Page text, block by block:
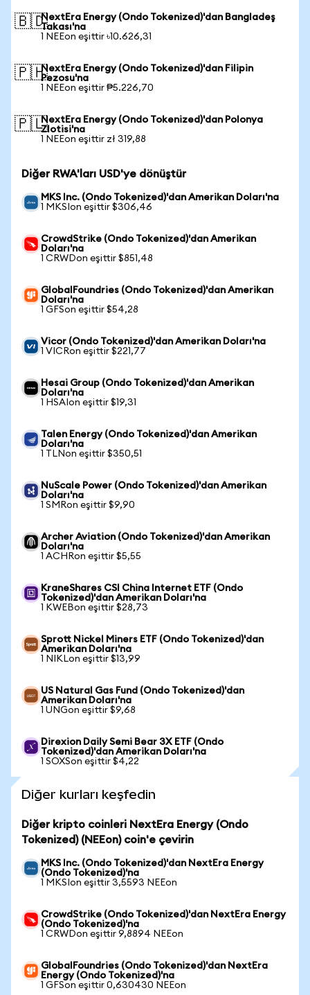
🇧🇩NextEra Energy (Ondo Tokenized)'dan Bangladeş
Takası'na
1 NEEon eşittir ৳10.626,31
🇵🇭NextEra Energy (Ondo Tokenized)'dan Filipin
Pezosu'na
1 NEEon eşittir ₱5.226,70
🇵🇱NextEra Energy (Ondo Tokenized)'dan Polonya
Zlotisi'na
1 NEEon eşittir zł 319,88
Diğer RWA'ları USD'ye dönüştür
MKS Inc. (Ondo Tokenized)'dan Amerikan Doları'na
1 MKSIon eşittir $306,46
CrowdStrike (Ondo Tokenized)'dan Amerikan
Doları'na
1 CRWDon eşittir $851,48
GlobalFoundries (Ondo Tokenized)'dan Amerikan
Doları'na
1 GFSon eşittir $54,28
Vicor (Ondo Tokenized)'dan Amerikan Doları'na
1 VICRon eşittir $221,77
Hesai Group (Ondo Tokenized)'dan Amerikan
Doları'na
1 HSAIon eşittir $19,31
Talen Energy (Ondo Tokenized)'dan Amerikan
Doları'na
1 TLNon eşittir $350,51
NuScale Power (Ondo Tokenized)'dan Amerikan
Doları'na
1 SMRon eşittir $9,90
Archer Aviation (Ondo Tokenized)'dan Amerikan
Doları'na
1 ACHRon eşittir $5,55
KraneShares CSI China Internet ETF (Ondo
Tokenized)'dan Amerikan Doları'na
1 KWEBon eşittir $28,73
Sprott Nickel Miners ETF (Ondo Tokenized)'dan
Amerikan Doları'na
1 NIKLon eşittir $13,99
US Natural Gas Fund (Ondo Tokenized)'dan
Amerikan Doları'na
1 UNGon eşittir $9,68
Direxion Daily Semi Bear 3X ETF (Ondo
Tokenized)'dan Amerikan Doları'na
1 SOXSon eşittir $4,22
Diğer kurları keşfedin
Diğer kripto coinleri NextEra Energy (Ondo
Tokenized) (NEEon) coin'e çevirin
MKS Inc. (Ondo Tokenized)'dan NextEra Energy
(Ondo Tokenized)'na
1 MKSIon eşittir 3,5593 NEEon
CrowdStrike (Ondo Tokenized)'dan NextEra Energy
(Ondo Tokenized)'na
1 CRWDon eşittir 9,8894 NEEon
GlobalFoundries (Ondo Tokenized)'dan NextEra
Energy (Ondo Tokenized)'na
1 GFSon eşittir 0,630430 NEEon